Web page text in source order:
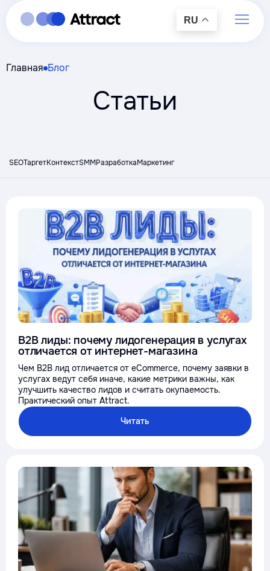
RU
Главная Блог
Статьи
SEOТаргетКонтекстSMMРазработкаМаркетинг
B2B лиды: почему лидогенерация в услугах
отличается от интернет-магазина
Чем B2B лид отличается от eCommerce, почему заявки в
услугах ведут себя иначе, какие метрики важны, как
улучшить качество лидов и считать окупаемость.
Практический опыт Attract.
Читать